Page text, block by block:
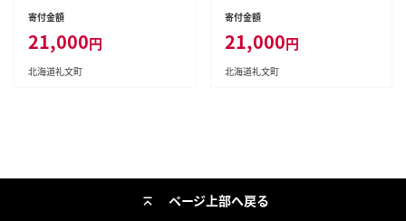
m×25cm) ［秋元真澄］【 凧 たこ
礼文凧 民芸品 工芸品 手作り 揚
げ凧 飾り凧 インテリア 縁起物
お正月 武者絵 】
寄付金額
21,000円
北海道礼文町
～36cm×25cm) ［秋元真澄］【
凧 たこ 礼文凧 民芸品 工芸品 手
作り 揚げ凧 飾り凧 インテリア 縁
起物 お正月 武者絵 】
寄付金額
21,000円
北海道礼文町
ページ上部へ戻る